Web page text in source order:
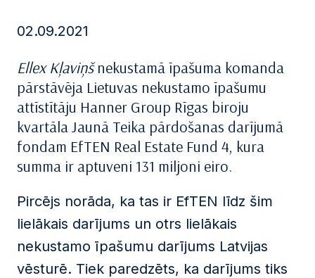
02.09.2021
Ellex Kļaviņšnekustamā īpašuma komanda
pārstāvēja Lietuvas nekustamo īpašumu
attīstītāju Hanner Group Rīgas biroju
kvartāla Jaunā Teika pārdošanas darījumā
fondam EfTEN Real Estate Fund 4, kura
summa ir aptuveni 131 miljoni eiro.
Pircējs norāda, ka tas ir EfTEN līdz šim
lielākais darījums un otrs lielākais
nekustamo īpašumu darījums Latvijas
vēsturē. Tiek paredzēts, ka darījums tiks